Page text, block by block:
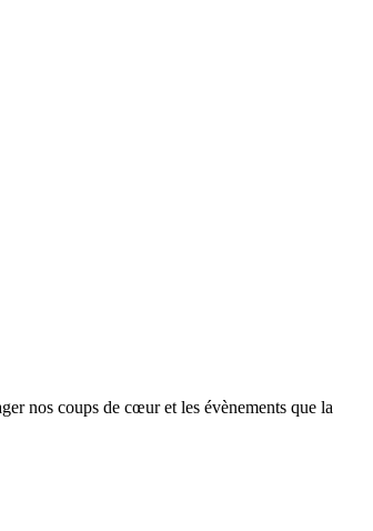
nos coups de cœur et les évènements que la